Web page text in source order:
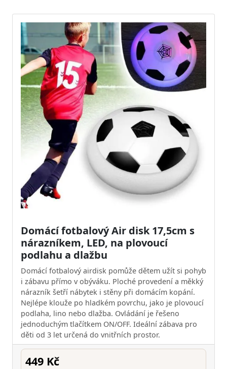
Domácí fotbalový Air disk 17,5cm s
nárazníkem, LED, na plovoucí
podlahu a dlažbu
Domácí fotbalový airdisk pomůže dětem užít si pohyb
i zábavu přímo v obýváku. Ploché provedení a měkký
nárazník šetří nábytek i stěny při domácím kopání.
Nejlépe klouže po hladkém povrchu, jako je plovoucí
podlaha, lino nebo dlažba. Ovládání je řešeno
jednoduchým tlačítkem ON/OFF. Ideální zábava pro
děti od 3 let určená do vnitřních prostor.
449 Kč